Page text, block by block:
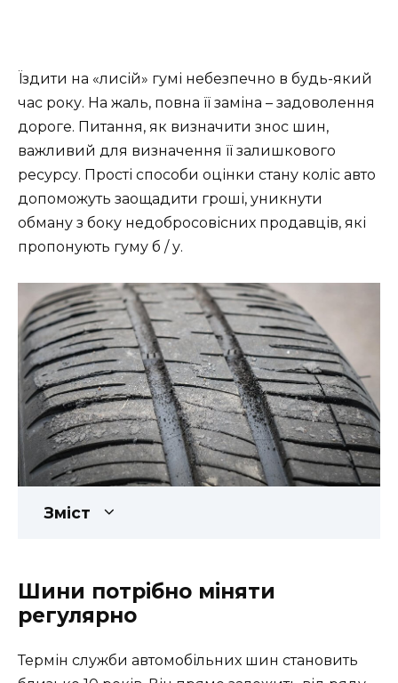
Їздити на «лисій» гумі небезпечно в будь-який
час року. На жаль, повна її заміна – задоволення
дороге. Питання, як визначити знос шин,
важливий для визначення її залишкового
ресурсу. Прості способи оцінки стану коліс авто
допоможуть заощадити гроші, уникнути
обману з боку недобросовісних продавців, які
пропонують гуму б / у.
Зміст
Шини потрібно міняти
регулярно
Термін служби автомобільних шин становить